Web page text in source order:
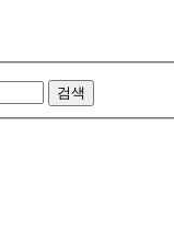
검색